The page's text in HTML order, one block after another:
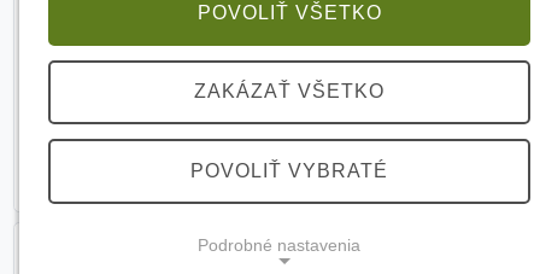
POVOLIŤ VŠETKO
ZAKÁZAŤ VŠETKO
POVOLIŤ VYBRATÉ
Podrobné nastavenia